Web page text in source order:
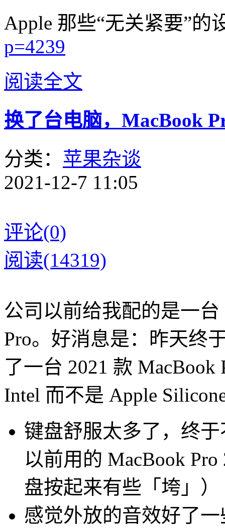
Apple 那些“无关紧要”的
p=4239
阅读全文
换了台电脑，MacBook
分类： 苹果杂谈
2021-12-7 11:05
评论(0)
阅读(14319)
公司以前给我配的是一台
Pro。好消息是：昨天终
了一台 2021 款
Intel 而不是 Apple
键盘舒服太多了，终
以前用的 MacBook
盘按起来有些「垮」）
感觉外放的音效好了一